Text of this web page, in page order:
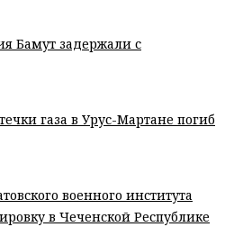
Бамут задержали с
газа в Урус-Мартане погиб
военного института
в Чеченской Республике